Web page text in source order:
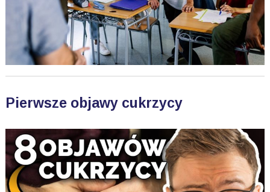
Pierwsze objawy cukrzycy